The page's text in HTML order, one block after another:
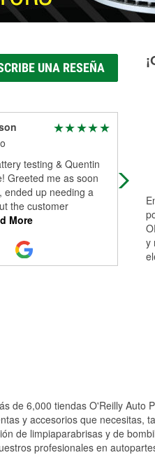
UNA RESEÑA
testing & Quentin
Greeted me as soon
ended up needing a
the customer
More
I
it's
go
y
de 6,000 tiendas O'Reilly Auto
y accesorios que necesitas,
de limpiaparabrisas y de
profesionales en